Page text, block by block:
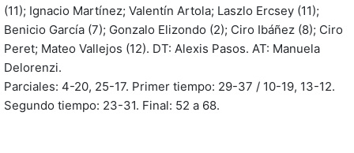
(11); Ignacio Martínez; Valentín Artola; Laszlo Ercsey (11);
Benicio García (7); Gonzalo Elizondo (2); Ciro Ibáñez (8); Ciro
Peret; Mateo Vallejos (12). DT: Alexis Pasos. AT: Manuela
Delorenzi.
Parciales: 4-20, 25-17. Primer tiempo: 29-37 / 10-19, 13-12.
Segundo tiempo: 23-31. Final: 52 a 68.